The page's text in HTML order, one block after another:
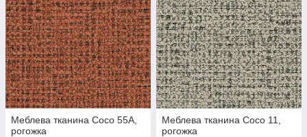
Меблева тканина Coco 55A,
рогожка
Меблева тканина Coco 11,
рогожка